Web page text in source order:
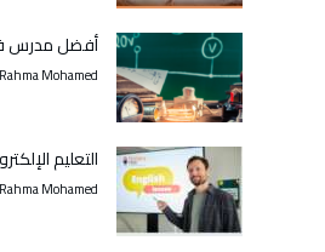
أفضل مدرس
Mohamed
التعليم
Mohamed